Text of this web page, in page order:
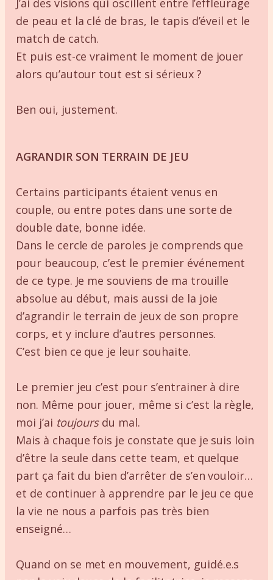
de peau et la clé de bras, le tapis d’éveil et le
match de catch.
Et puis est-ce vraiment le moment de jouer
alors qu’autour tout est si sérieux ?
Ben oui, justement.
AGRANDIR SON TERRAIN DE JEU
Certains participants étaient venus en
couple, ou entre potes dans une sorte de
double date, bonne idée.
Dans le cercle de paroles je comprends que
pour beaucoup, c’est le premier événement
de ce type. Je me souviens de ma trouille
absolue au début, mais aussi de la joie
d’agrandir le terrain de jeux de son propre
corps, et y inclure d’autres personnes.
C’est bien ce que je leur souhaite.
Le premier jeu c’est pour s’entrainer à dire
non. Même pour jouer, même si c’est la règle,
moi j’ai toujoursdu mal.
Mais à chaque fois je constate que je suis loin
d’être la seule dans cette team, et quelque
part ça fait du bien d’arrêter de s’en vouloir…
et de continuer à apprendre par le jeu ce que
la vie ne nous a parfois pas très bien
enseigné…
Quand on se met en mouvement, guidé.e.s